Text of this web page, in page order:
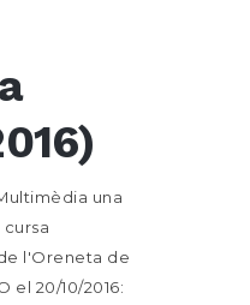
una
l'Oreneta de
el 20/10/2016: